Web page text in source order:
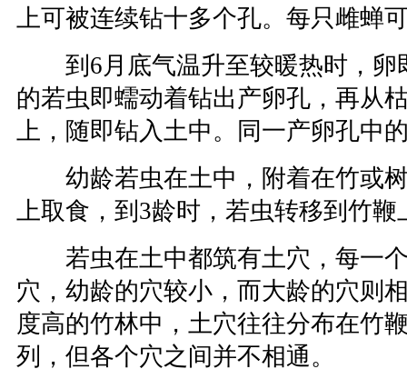
上可被连续钻十多个孔。每只雌蝉
到6月底气温升至较暖热时，卵
的若虫即蠕动着钻出产卵孔，再从
上，随即钻入土中。同一产卵孔中
幼龄若虫在土中，附着在竹或树
上取食，到3龄时，若虫转移到竹鞭
若虫在土中都筑有土穴，每一个
穴，幼龄的穴较小，而大龄的穴则
度高的竹林中，土穴往往分布在竹
列，但各个穴之间并不相通。